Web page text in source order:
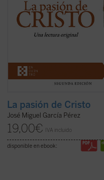
La pasión de Cristo
José Miguel García Pérez
19,00€ IVA incluido
disponible en ebook: